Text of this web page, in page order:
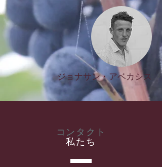
ジョナサン・アベカシス
コンタクト
私たち